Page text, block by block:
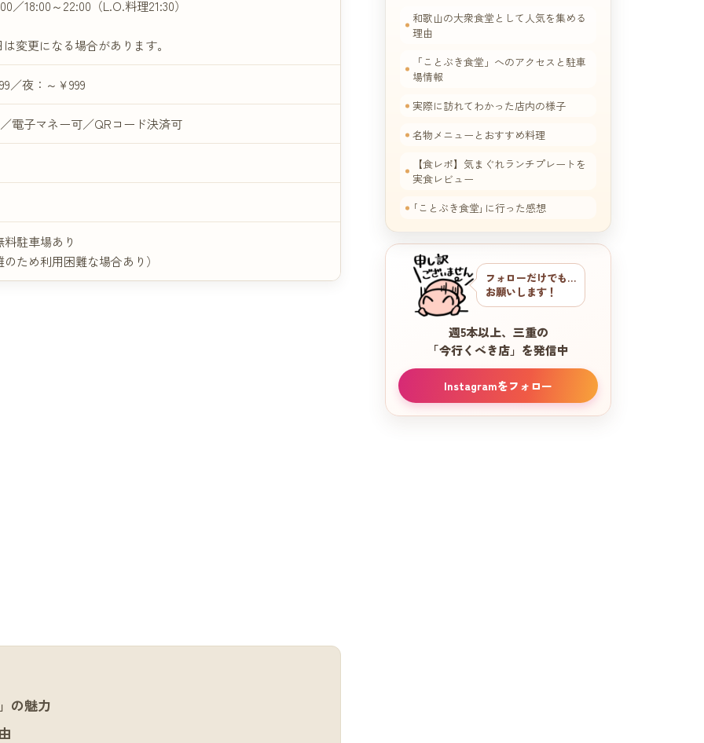
／18:00～22:00（L.O.料理21:30）
変更になる場合があります。
／夜：～￥999
電子マネー可／QRコード決済可
駐車場あり
ため利用困難な場合あり）
の魅力
和歌山の大衆食堂として人気を集める
理由
「ことぶき食堂」へのアクセスと駐車
場情報
実際に訪れてわかった店内の様子
名物メニューとおすすめ料理
【食レポ】気まぐれランチプレートを
実食レビュー
｢ことぶき食堂｣に行った感想
フォローだけでも…
お願いします！
週5本以上、三重の
「今行くべき店」を発信中
Instagramをフォロー